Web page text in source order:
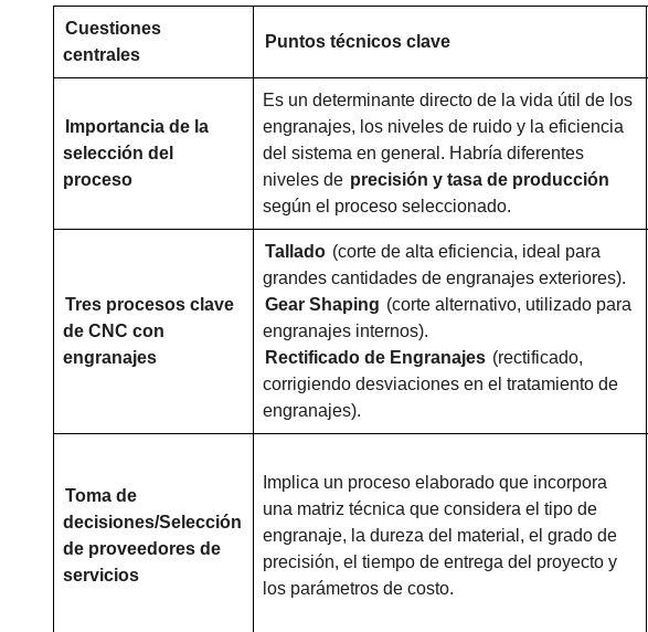
Cuestiones
centrales
Puntos técnicos clave
Importancia de la
selección del
proceso
Es un determinante directo de la vida útil de los
engranajes, los niveles de ruido y la eficiencia
del sistema en general. Habría diferentes
niveles de precisión y tasa de producción
según el proceso seleccionado.
Tres procesos clave
de CNC con
engranajes
Tallado (corte de alta eficiencia, ideal para
grandes cantidades de engranajes exteriores).
Gear Shaping (corte alternativo, utilizado para
engranajes internos).
Rectificado de Engranajes (rectificado,
corrigiendo desviaciones en el tratamiento de
engranajes).
Toma de
decisiones/Selección
de proveedores de
servicios
Implica un proceso elaborado que incorpora
una matriz técnica que considera el tipo de
engranaje, la dureza del material, el grado de
precisión, el tiempo de entrega del proyecto y
los parámetros de costo.